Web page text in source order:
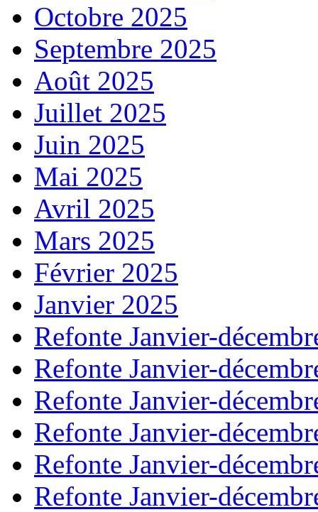
Octobre 2025
Septembre 2025
Août 2025
Juillet 2025
Juin 2025
Mai 2025
Avril 2025
Mars 2025
Février 2025
Janvier 2025
Refonte Janvier-
Refonte Janvier-
Refonte Janvier-
Refonte Janvier-
Refonte Janvier-
Refonte Janvier-